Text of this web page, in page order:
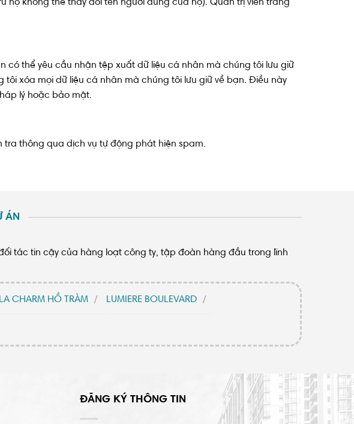
không thể thay đổi tên người dùng của họ). Quản trị viên trang
thể yêu cầu nhận tệp xuất dữ liệu cá nhân mà chúng tôi lưu giữ
xóa mọi dữ liệu cá nhân mà chúng tôi lưu giữ về bạn. Điều này
lý hoặc bảo mật.
thông qua dịch vụ tự động phát hiện spam.
ÁN
tác tin cậy của hàng loạt công ty, tập đoàn hàng đầu trong lĩnh
CHARM HỒ TRÀM LUMIERE BOULEVARD
ĐĂNG KÝ THÔNG TIN